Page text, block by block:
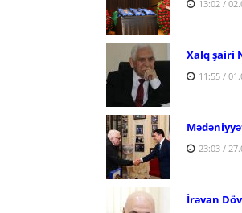
13:02 /
Xalq şairi
11:55 /
23:03 /
İrəvan